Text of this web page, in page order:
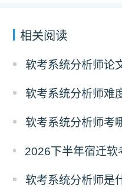
相关阅读
软考系统分析师论
软考系统分析师是